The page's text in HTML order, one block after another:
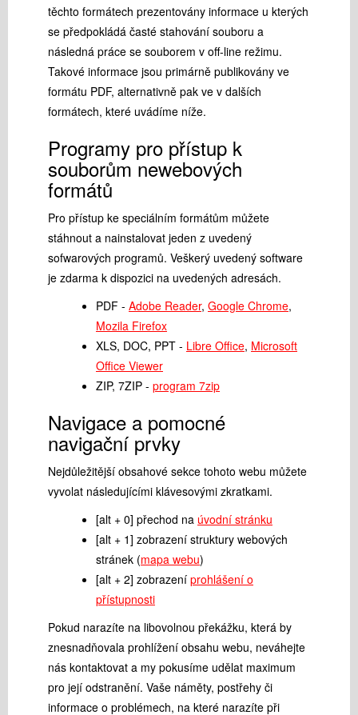
těchto formátech prezentovány informace u kterých
se předpokládá časté stahování souboru a
následná práce se souborem v off-line režimu.
Takové informace jsou primárně publikovány ve
formátu PDF, alternativně pak ve v dalších
formátech, které uvádíme níže.
Programy pro přístup k
souborům newebových
formátů
Pro přístup ke speciálním formátům můžete
stáhnout a nainstalovat jeden z uvedený
sofwarových programů. Veškerý uvedený software
je zdarma k dispozici na uvedených adresách.
PDF - Adobe Reader, Google Chrome,
Mozila Firefox
XLS, DOC, PPT - Libre Office, Microsoft
Office Viewer
ZIP, 7ZIP - program 7zip
Navigace a pomocné
navigační prvky
Nejdůležitější obsahové sekce tohoto webu můžete
vyvolat následujícími klávesovými zkratkami.
[alt + 0] přechod na úvodní stránku
[alt + 1] zobrazení struktury webových
stránek (mapa webu)
[alt + 2] zobrazení prohlášení o
přístupnosti
Pokud narazíte na libovolnou překážku, která by
znesnadňovala prohlížení obsahu webu, neváhejte
nás kontaktovat a my pokusíme udělat maximum
pro její odstranění. Vaše náměty, postřehy či
informace o problémech, na které narazíte při